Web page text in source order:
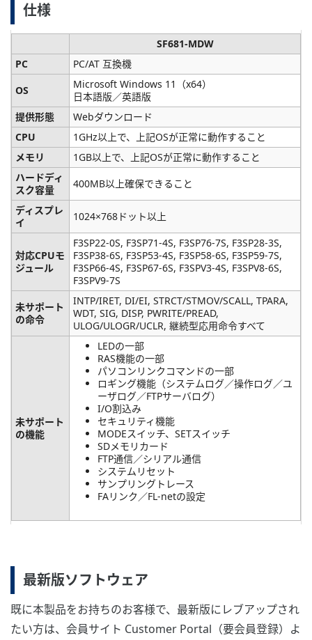
仕様
SF681-MDW
PC
PC/AT 互換機
OS
Microsoft Windows 11（x64）
日本語版／英語版
提供形態
Webダウンロード
CPU
1GHz以上で、上記OSが正常に動作すること
メモリ
1GB以上で、上記OSが正常に動作すること
ハードディ
スク容量
400MB以上確保できること
ディスプレ
イ
1024×768ドット以上
対応CPUモ
ジュール
F3SP22-0S, F3SP71-4S, F3SP76-7S, F3SP28-3S,
F3SP38-6S, F3SP53-4S, F3SP58-6S, F3SP59-7S,
F3SP66-4S, F3SP67-6S, F3SPV3-4S, F3SPV8-6S,
F3SPV9-7S
未サポート
の命令
INTP/IRET, DI/EI, STRCT/STMOV/SCALL, TPARA,
WDT, SIG, DISP, PWRITE/PREAD,
ULOG/ULOGR/UCLR, 継続型応用命令すべて
未サポート
の機能
LEDの一部
RAS機能の一部
パソコンリンクコマンドの一部
ロギング機能（システムログ／操作ログ／ユ
ーザログ／FTPサーバログ）
I/O割込み
セキュリティ機能
MODEスイッチ、SETスイッチ
SDメモリカード
FTP通信／シリアル通信
システムリセット
サンプリングトレース
FAリンク／FL-netの設定
最新版ソフトウェア
既に本製品をお持ちのお客様で、最新版にレブアップされ
たい方は、会員サイト Customer Portal（要会員登録）よ